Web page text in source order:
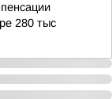
280 тыс